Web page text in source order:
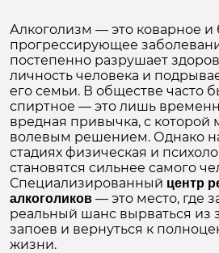
Алкоголизм — это коварное и
прогрессирующее
постепенно разрушает
личность человека и
его семьи. В обществе часто
спиртное — это лишь
вредная привычка, с которой
волевым решением. Однако
стадиях физическая и
становятся сильнее самого
Специализированный центр
алкоголиков — это место, где
реальный шанс вырваться из
запоев и вернуться к
жизни.